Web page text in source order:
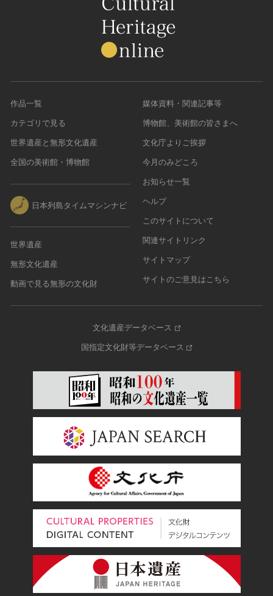
作品一覧
カテゴリで見る
世界遺産と無形文化遺産
全国の美術館・博物館
日本列島タイムマシンナビ
世界遺産
無形文化遺産
動画で見る無形の文化財
媒体資料・関連記事等
博物館、美術館の皆さまへ
文化庁よりご挨拶
今月のみどころ
お知らせ一覧
ヘルプ
このサイトについて
関連サイトリンク
サイトマップ
サイトのご意見はこちら
文化遺産データベース
国指定文化財等データベース